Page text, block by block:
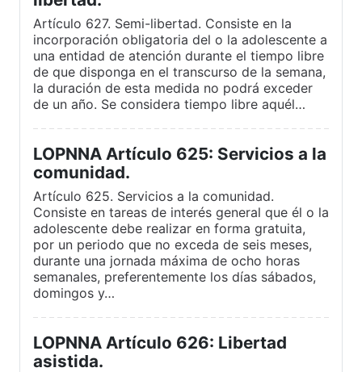
Artículo 627. Semi-libertad. Consiste en la
incorporación obligatoria del o la adolescente a
una entidad de atención durante el tiempo libre
de que disponga en el transcurso de la semana,
la duración de esta medida no podrá exceder
de un año. Se considera tiempo libre aquél…
LOPNNA Artículo 625: Servicios a la
comunidad.
Artículo 625. Servicios a la comunidad.
Consiste en tareas de interés general que él o la
adolescente debe realizar en forma gratuita,
por un periodo que no exceda de seis meses,
durante una jornada máxima de ocho horas
semanales, preferentemente los días sábados,
domingos y…
LOPNNA Artículo 626: Libertad
asistida.